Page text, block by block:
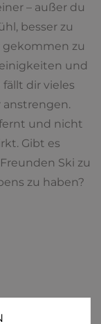
– außer du
besser zu
zu
und
dir vieles
und nicht
Gibt es
Ski zu
zu haben?